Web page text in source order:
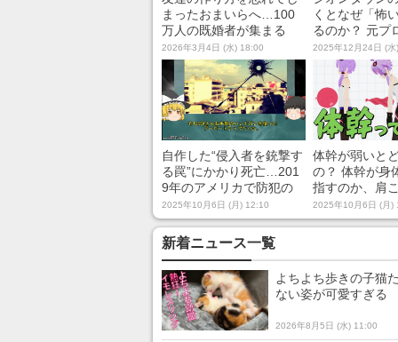
まったおまいらへ…100
万人の既婚者が集まる
『カドル(Cuddle)-既婚者
マッチングアプリ』でパ
パ友・ママ友は本当に作
れるのか？
2026年3月4日 (水) 18:00
くとなぜ「怖
るのか？ 元プ
シャンの音楽
解説
2025年12月24日 (
自作した“侵入者を銃撃す
る罠”にかかり死亡…201
9年のアメリカで防犯の
ための行動が引き起こし
た死亡事故を解説
2025年10月6日 (月) 12:10
体幹が弱いと
の？ 体幹が身
指すのか、肩
とどう関係す
説してみた
2025年10月6日 (月)
新着ニュース一覧
よちよち歩きの子猫
ない姿が可愛すぎる
2026年8月5日 (水) 11:00